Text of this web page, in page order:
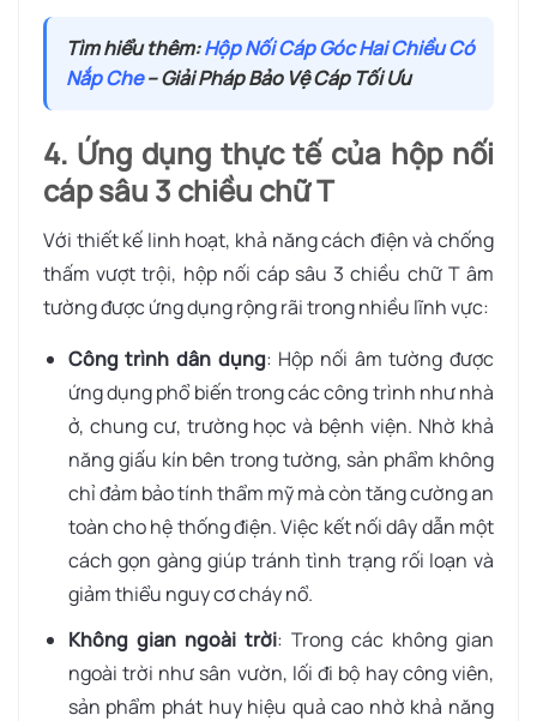
Tìm hiểu thêm:Hộp Nối Cáp Góc Hai Chiều Có
Nắp Che– Giải Pháp Bảo Vệ Cáp Tối Ưu
4. Ứng dụng thực tế của hộp nối
cáp sâu 3 chiều chữ T
Với thiết kế linh hoạt, khả năng cách điện và chống
thấm vượt trội, hộp nối cáp sâu 3 chiều chữ T âm
tường được ứng dụng rộng rãi trong nhiều lĩnh vực:
Công trình dân dụng: Hộp nối âm tường được
ứng dụng phổ biến trong các công trình như nhà
ở, chung cư, trường học và bệnh viện. Nhờ khả
năng giấu kín bên trong tường, sản phẩm không
chỉ đảm bảo tính thẩm mỹ mà còn tăng cường an
toàn cho hệ thống điện. Việc kết nối dây dẫn một
cách gọn gàng giúp tránh tình trạng rối loạn và
giảm thiểu nguy cơ cháy nổ.
Không gian ngoài trời: Trong các không gian
ngoài trời như sân vườn, lối đi bộ hay công viên,
sản phẩm phát huy hiệu quả cao nhờ khả năng